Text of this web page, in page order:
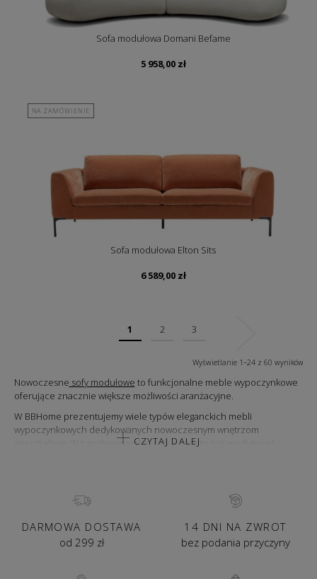
Sofa modułowa Domani Befame
5 958,00 zł
NA ZAMÓWIENIE
Sofa modułowa Elton Sits
6 589,00 zł
1 2 3
Wyświetlanie 1–24 z 60 wyników
Nowoczesne sofy modułowe to funkcjonalne meble wypoczynkowe
oferujące znacznie większe możliwości aranżacyjne.
W BBHome prezentujemy wiele typów eleganckich mebli
wypoczynkowych dedykowanych nowoczesnym wnętrzom
mieszkalnym.W tym designerskie sofy o konstrukcji modułowej,
CZYM SĄ SOFY MODUŁOWE?
ale współgrających ze sobą elementów. Zapewniają możliwość
ustawiania mebli w różnych konfiguracjach, tak by dostosować ich
CZYTAJ DALEJ
DARMOWA DOSTAWA
od 299 zł
14 DNI NA ZWROT
bez podania przyczyny